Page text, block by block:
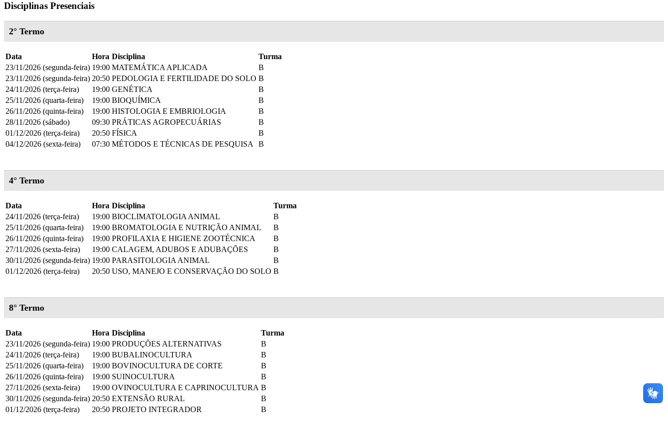
Disciplinas Presenciais
2° Termo
Data Hora Disciplina
Turma
23/11/2026 (segunda-feira) 19:00 MATEMÁTICA APLICADA
B
23/11/2026 (segunda-feira) 20:50 PEDOLOGIA E FERTILIDADE DO SOLO B
24/11/2026 (terça-feira)
19:00 GENÉTICA
B
25/11/2026 (quarta-feira)
19:00 BIOQUÍMICA
B
26/11/2026 (quinta-feira)
19:00 HISTOLOGIA E EMBRIOLOGIA
B
28/11/2026 (sábado)
09:30 PRÁTICAS AGROPECUÁRIAS
B
01/12/2026 (terça-feira)
20:50 FÍSICA
B
04/12/2026 (sexta-feira)
07:30 MÉTODOS E TÉCNICAS DE PESQUISA B
4° Termo
Data Hora Disciplina
Turma
24/11/2026 (terça-feira)
19:00 BIOCLIMATOLOGIA ANIMAL
B
25/11/2026 (quarta-feira)
19:00 BROMATOLOGIA E NUTRIÇÃO ANIMAL
B
26/11/2026 (quinta-feira)
19:00 PROFILAXIA E HIGIENE ZOOTÉCNICA
B
27/11/2026 (sexta-feira)
19:00 CALAGEM, ADUBOS E ADUBAÇÕES
B
30/11/2026 (segunda-feira) 19:00 PARASITOLOGIA ANIMAL
B
01/12/2026 (terça-feira)
20:50 USO, MANEJO E CONSERVAÇÃO DO SOLO B
8° Termo
Data Hora Disciplina
Turma
23/11/2026 (segunda-feira) 19:00 PRODUÇÕES ALTERNATIVAS
B
24/11/2026 (terça-feira)
19:00 BUBALINOCULTURA
B
25/11/2026 (quarta-feira)
19:00 BOVINOCULTURA DE CORTE
B
26/11/2026 (quinta-feira)
19:00 SUINOCULTURA
B
27/11/2026 (sexta-feira)
19:00 OVINOCULTURA E CAPRINOCULTURA B
30/11/2026 (segunda-feira) 20:50 EXTENSÃO RURAL
B
01/12/2026 (terça-feira)
20:50 PROJETO INTEGRADOR B